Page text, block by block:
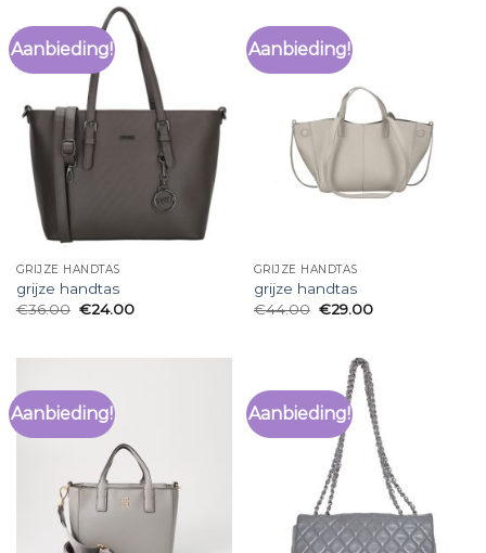
Aanbieding!
GRIJZE HANDTAS
grijze handtas
€36.00 €24.00
Aanbieding!
GRIJZE HANDTAS
grijze handtas
€44.00 €29.00
Aanbieding! Aanbieding!